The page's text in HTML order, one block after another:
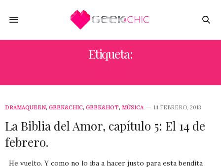
Etiqueta:
DRAMAQUEEN, GEEK&CHIC, GEEK&HOT, MÚSICA 14 FEBRERO, 2013
La Biblia del Amor, capítulo 5: El 14 de
febrero.
He vuelto. Y como no lo iba a hacer justo para esta bendita